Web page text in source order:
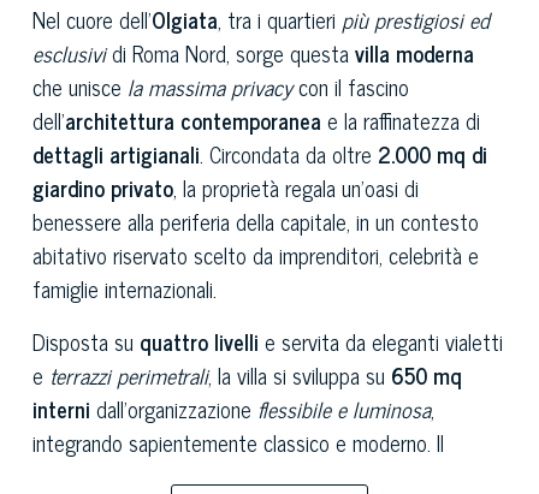
Nel cuore dell’Olgiata, tra i quartieri più prestigiosi ed
esclusividi Roma Nord, sorge questavilla moderna
che unisce la massima privacycon il fascino
dell’architettura contemporanea e la raffinatezza di
dettagli artigianali. Circondata da oltre 2.000 mq di
giardino privato, la proprietà regala un’oasi di
benessere alla periferia della capitale, in un contesto
abitativo riservato scelto da imprenditori, celebrità e
famiglie internazionali.
Disposta su quattro livelli e servita da eleganti vialetti
e terrazzi perimetrali, la villa si sviluppa su 650 mq
interni dall’organizzazione flessibile e luminosa,
integrando sapientemente classico e moderno. Il
salotto principale, ampio e accogliente, accosta con